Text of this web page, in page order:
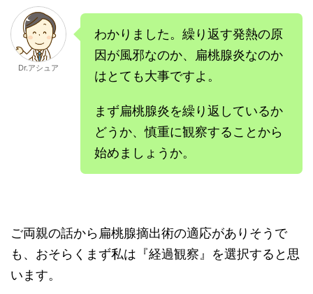
Dr.アシュア
わかりました。繰り返す発熱の原
因が風邪なのか、扁桃腺炎なのか
はとても大事ですよ。
まず扁桃腺炎を繰り返しているか
どうか、慎重に観察することから
始めましょうか。
ご両親の話から扁桃腺摘出術の適応がありそうで
も、おそらくまず私は『経過観察』を選択すると思
います。